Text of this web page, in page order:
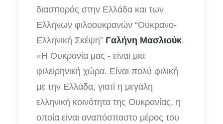
διασποράς στην Ελλάδα και των
Ελλήνων φιλοουκρανών “Ουκρανο-
Ελληνική Σκέψη” Γαλήνη Μασλιούκ.
«Η Ουκρανία μας - είναι μια
φιλειρηνική χώρα. Είναι πολύ φιλική
με την Ελλάδα, γιατί η μεγάλη
ελληνική κοινότητα της Ουκρανίας, η
οποία είναι αναπόσπαστο μέρος του